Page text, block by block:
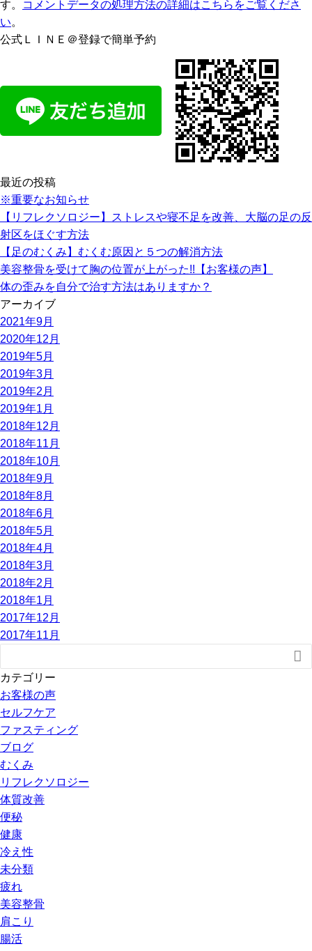
す。
コメントデータの処理方法の詳細はこちらをご覧くださ
い。
公式ＬＩＮＥ＠登録で簡単予約
最近の投稿
※重要なお知らせ
【リフレクソロジー】ストレスや寝不足を改善、大脳の足の反
射区をほぐす方法
【足のむくみ】むくむ原因と５つの解消方法
美容整骨を受けて胸の位置が上がった!!【お客様の声】
体の歪みを自分で治す方法はありますか？
アーカイブ
2021年9月
2020年12月
2019年5月
2019年3月
2019年2月
2019年1月
2018年12月
2018年11月
2018年10月
2018年9月
2018年8月
2018年6月
2018年5月
2018年4月
2018年3月
2018年2月
2018年1月
2017年12月
2017年11月

カテゴリー
お客様の声
セルフケア
ファスティング
ブログ
むくみ
リフレクソロジー
体質改善
便秘
健康
冷え性
未分類
疲れ
美容整骨
肩こり
腸活